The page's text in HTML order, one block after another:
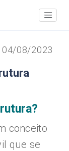
04/08/2023
conceito
que se